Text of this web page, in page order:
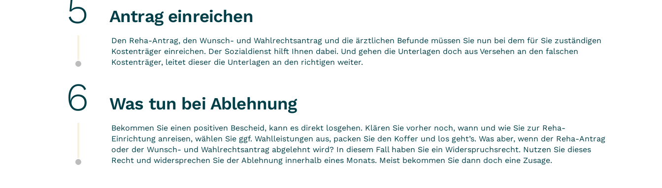
Antrag einreichen
Den Reha-Antrag, den Wunsch- und Wahlrechtsantrag und die ärztlichen Befunde müssen Sie nun bei dem für Sie zuständigen
Kostenträger einreichen. Der Sozialdiensthilft Ihnen dabei. Und gehen die Unterlagen doch aus Versehen an den falschen
Kostenträger, leitet dieser die Unterlagen an den richtigen weiter.
Was tun bei Ablehnung
Bekommen Sie einen positiven Bescheid, kann es direkt losgehen. Klären Sie vorher noch, wann und wie Sie zur Reha-
Einrichtung anreisen, wählen Sie ggf. Wahlleistungen aus, packen Sie den Koffer und los geht’s. Was aber, wenn der Reha-Antrag
oder der Wunsch- und Wahlrechtsantrag abgelehnt wird? In diesem Fall haben Sie ein Widerspruchsrecht. Nutzen Sie dieses
Recht und widersprechen Sie der Ablehnung innerhalb eines Monats. Meist bekommen Sie dann doch eine Zusage.